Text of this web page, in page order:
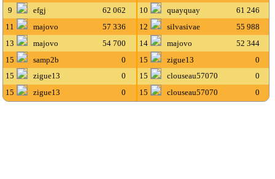
9
efgj 62 062 10 quayquay
61 246
11
majovo 57 336 12 silvasivae
55 988
13
majovo 54 700 14 majovo
52 344
15
samp2b 0 15 zigue13
0
15
zigue13 0 15 clouseau57070
0
15
zigue13 0 15 clouseau57070 0